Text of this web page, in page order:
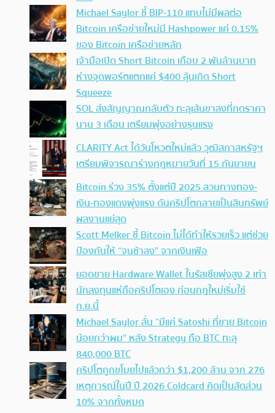
Michael Saylor ชี้ BIP-110 แทบไม่มีผลต่อ
Bitcoin เครือข่ายใหม่มี Hashpower แค่ 0.15%
ของ Bitcoin เครือข่ายหลัก
เจ้ามือเปิด Short Bitcoin เกือบ 2 พันล้านบาท
ห่างจุดพอร์ตแตกแค่ $400 ลุ้นเกิด Short
Squeeze
SOL ส่งสัญญาณกลับตัว ทะลุเส้นขาลงที่กดราคา
นาน 3 เดือน เตรียมพุ่งอย่างรุนแรง
CLARITY Act ได้วันโหวตใหม่แล้ว วุฒิสภาสหรัฐฯ
เตรียมพิจารณาร่างกฎหมายวันที่ 15 กันยายน
Bitcoin ร่วง 35% ตั้งแต่ปี 2025 สวนทางทอง-
เงิน-ทองแดงพุ่งแรง ดันคริปโตกลายเป็นสินทรัพย์
ผลงานแย่สุด
Scott Melker ชี้ Bitcoin ไม่ได้ทำให้รวยเร็ว แต่ช่วย
ป้องกันให้ “จนช้าลง” จากเงินเฟ้อ
ยอดขาย Hardware Wallet ในรัสเซียพุ่งสูง 2 เท่า
นักลงทุนแห่ถือคริปโตเอง ก่อนกฎใหม่เริ่มใช้
ก.ย.นี้
Michael Saylor ลั่น “มีแค่ Satoshi ที่ขาย Bitcoin
น้อยกว่าผม” หลัง Strategy ถือ BTC ทะลุ
840,000 BTC
คริปโตถูกขโมยไปแล้วกว่า $1,200 ล้าน จาก 276
เหตุการณ์ในปี ปี 2026 Coldcard คิดเป็นสัดส่วน
10% จากทั้งหมด